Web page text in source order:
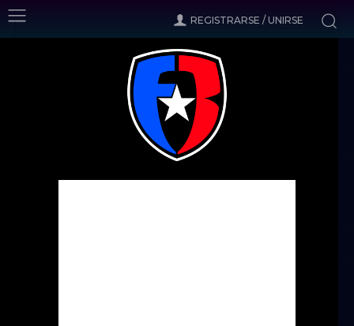
REGISTRARSE / UNIRSE